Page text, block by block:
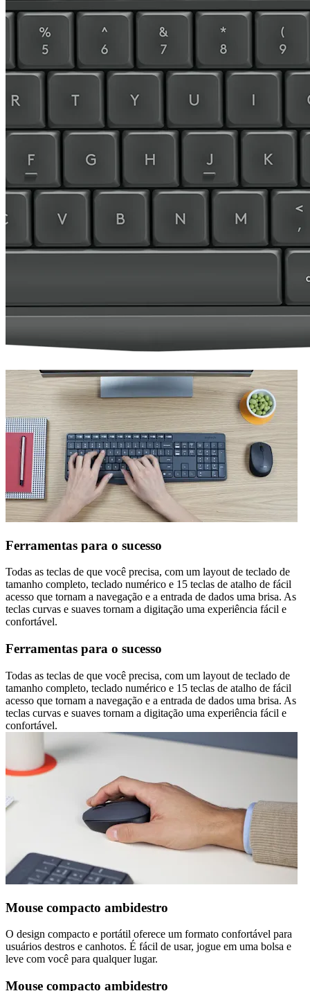
Ferramentas para o sucesso
Todas as teclas de que você precisa, com um layout de teclado de
tamanho completo, teclado numérico e 15 teclas de atalho de fácil
acesso que tornam a navegação e a entrada de dados uma brisa. As
teclas curvas e suaves tornam a digitação uma experiência fácil e
confortável.
Ferramentas para o sucesso
Todas as teclas de que você precisa, com um layout de teclado de
tamanho completo, teclado numérico e 15 teclas de atalho de fácil
acesso que tornam a navegação e a entrada de dados uma brisa. As
teclas curvas e suaves tornam a digitação uma experiência fácil e
confortável.
Mouse compacto ambidestro
O design compacto e portátil oferece um formato confortável para
usuários destros e canhotos. É fácil de usar, jogue em uma bolsa e
leve com você para qualquer lugar.
Mouse compacto ambidestro